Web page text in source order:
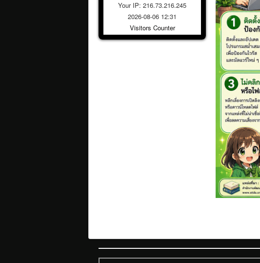
Your IP: 216.73.216.245
2026-08-06 12:31
Visitors Counter